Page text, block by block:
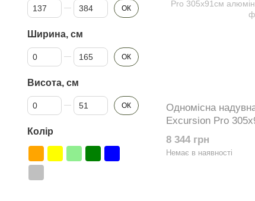
Одномісна
Excursion Pro
весла та насос
8 344 грн
Немає в наявності
Від Довжина, см
До Довжина, см ОК
Ширина, см
Від Ширина, см
До Ширина, см ОК
Висота, см
Від Висота, см
До Висота, см ОК
Колір